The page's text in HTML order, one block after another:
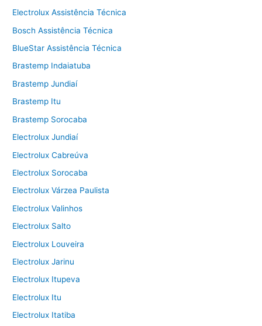
Electrolux Assistência Técnica
Bosch Assistência Técnica
BlueStar Assistência Técnica
Brastemp Indaiatuba
Brastemp Jundiaí
Brastemp Itu
Brastemp Sorocaba
Electrolux Jundiaí
Electrolux Cabreúva
Electrolux Sorocaba
Electrolux Várzea Paulista
Electrolux Valinhos
Electrolux Salto
Electrolux Louveira
Electrolux Jarinu
Electrolux Itupeva
Electrolux Itu
Electrolux Itatiba